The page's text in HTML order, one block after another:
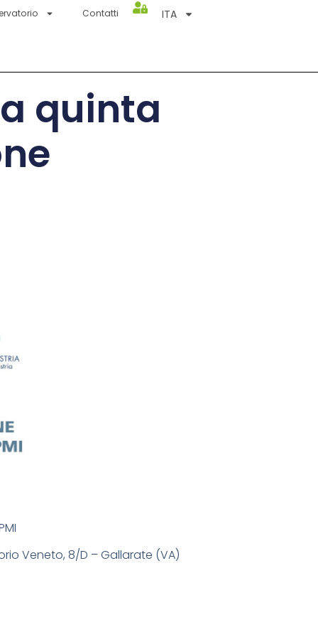
Contatti ITA
quinta
Veneto, 8/D – Gallarate (VA)